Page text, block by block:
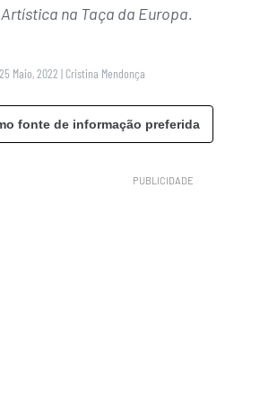
na Taça da Europa.
Maio, 2022 | Cristina Mendonça
fonte de informação preferida